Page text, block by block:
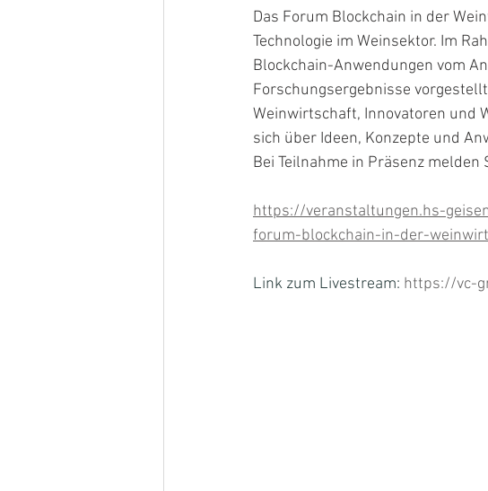
Das Forum Blockchain in der
Technologie im Weinsektor. Im
Blockchain-Anwendungen vom
Forschungsergebnisse
Weinwirtschaft, Innovatoren und
sich über Ideen, Konzepte und
Bei Teilnahme in Präsenz
https://veranstaltungen.hs-
forum-blockchain-in-der-
Link zum Livestream: https://vc-